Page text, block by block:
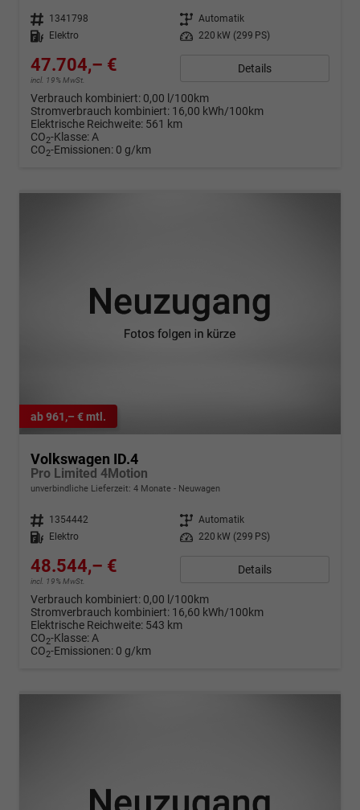
Fahrzeugnr. 1341798 Getriebe Automatik
Kraftstoff
Elektro Leistung 220 kW (299 PS)
47.704,– €
incl. 19% MwSt.
Details
Verbrauch kombiniert: 0,00 l/100km
Stromverbrauch kombiniert: 16,00 kWh/100km
Elektrische Reichweite: 561 km
CO2-Klasse:A
CO2-Emissionen: 0 g/km
ab 961,– € mtl.
Volkswagen ID.4
Pro Limited 4Motion
unverbindliche Lieferzeit: 4 Monate Neuwagen
Fahrzeugnr. 1354442 Getriebe Automatik
Kraftstoff
Elektro Leistung 220 kW (299 PS)
48.544,– €
incl. 19% MwSt.
Details
Verbrauch kombiniert: 0,00 l/100km
Stromverbrauch kombiniert: 16,60 kWh/100km
Elektrische Reichweite: 543 km
CO2-Klasse:A
CO2-Emissionen: 0 g/km